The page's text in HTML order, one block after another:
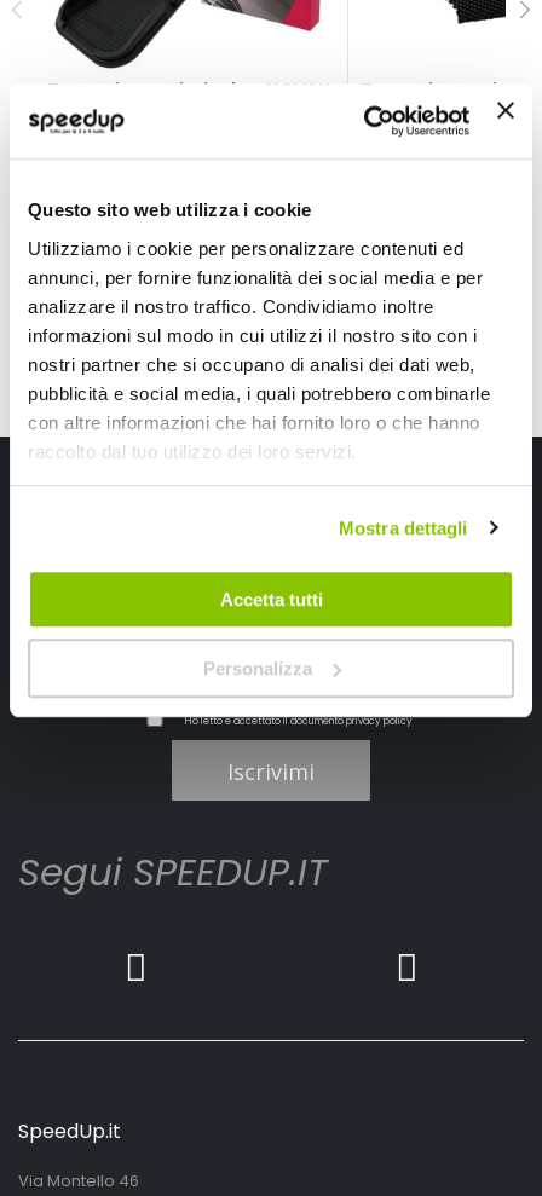
Questo sito web utilizza i cookie
Utilizziamo i cookie per personalizzare contenuti ed
annunci, per fornire funzionalità dei social media e per
analizzare il nostro traffico. Condividiamo inoltre
informazioni sul modo in cui utilizzi il nostro sito con i
nostri partner che si occupano di analisi dei dati web,
pubblicità e social media, i quali potrebbero combinarle
con altre informazioni che hai fornito loro o che hanno
raccolto dal tuo utilizzo dei loro servizi.
Mostra dettagli
Accetta tutti
Personalizza
Tappetino antiscivolo - NOVAK
NOVAK
174x113x23mm
Tappetino
LAMPA
50x40cm
Iscriviti alla newsletter Speedup
Ricevi subito uno sconto del 10% per il tuo primo acquisto online!
Ho letto e accettato il documentoprivacy policy
Iscrivimi
Segui SPEEDUP.IT
SpeedUp.it
Via Montello 46